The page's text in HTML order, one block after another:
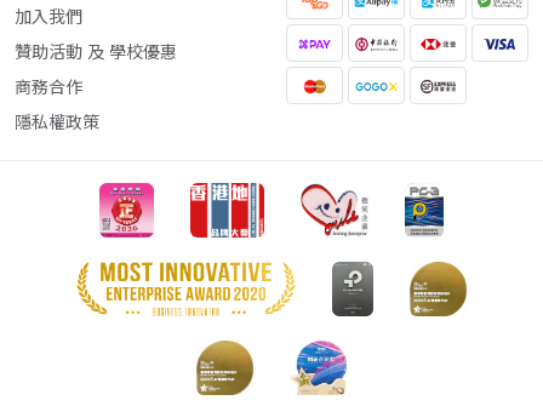
加入我們
贊助活動 及 學校優惠
商務合作
隱私權政策